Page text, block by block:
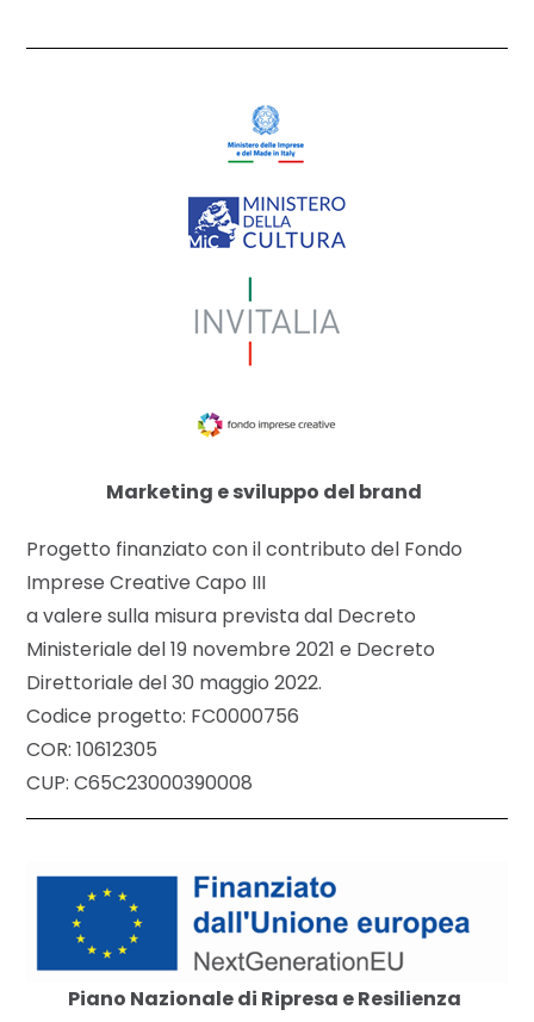
Marketing e sviluppo del brand
Progetto finanziato con il contributo del Fondo
Imprese Creative Capo III
a valere sulla misura prevista dal Decreto
Ministeriale del 19 novembre 2021 e Decreto
Direttoriale del 30 maggio 2022.
Codice progetto: FC0000756
COR: 10612305
CUP: C65C23000390008
Piano Nazionale di Ripresa e Resilienza